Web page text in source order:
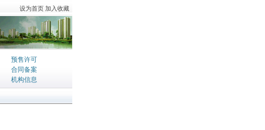
设为首页 加入收藏
预售许可
合同备案
机构信息